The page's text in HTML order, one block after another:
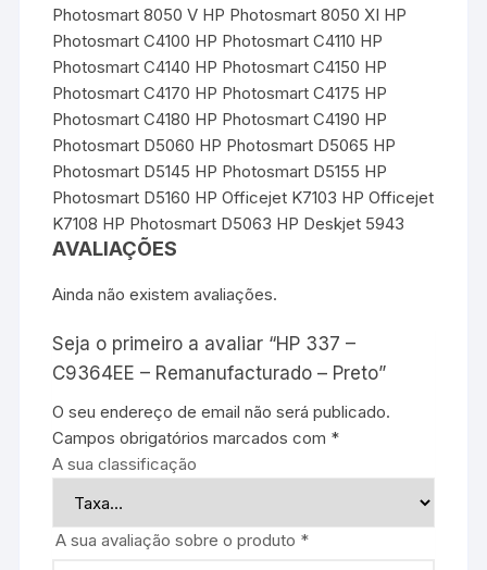
Photosmart 8050 V HP Photosmart 8050 XI HP
Photosmart C4100 HP Photosmart C4110 HP
Photosmart C4140 HP Photosmart C4150 HP
Photosmart C4170 HP Photosmart C4175 HP
Photosmart C4180 HP Photosmart C4190 HP
Photosmart D5060 HP Photosmart D5065 HP
Photosmart D5145 HP Photosmart D5155 HP
Photosmart D5160 HP Officejet K7103 HP Officejet
K7108 HP Photosmart D5063 HP Deskjet 5943
AVALIAÇÕES
Ainda não existem avaliações.
Seja o primeiro a avaliar “HP 337 –
C9364EE – Remanufacturado – Preto”
O seu endereço de email não será publicado.
Campos obrigatórios marcados com *
A sua classificação
A sua avaliação sobre o produto *